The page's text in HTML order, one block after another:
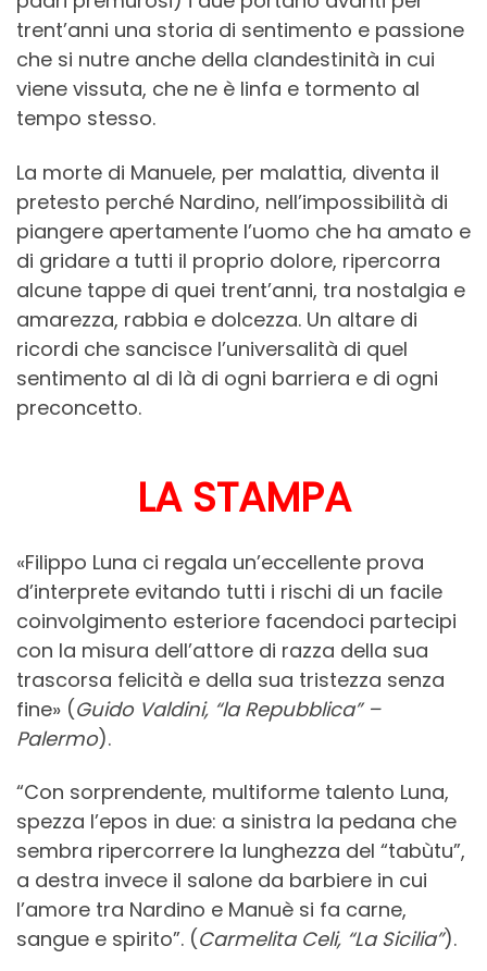
trent’anni una storia di sentimento e passione
che si nutre anche della clandestinità in cui
viene vissuta, che ne è linfa e tormento al
tempo stesso.
La morte di Manuele, per malattia, diventa il
pretesto perché Nardino, nell’impossibilità di
piangere apertamente l’uomo che ha amato e
di gridare a tutti il proprio dolore, ripercorra
alcune tappe di quei trent’anni, tra nostalgia e
amarezza, rabbia e dolcezza. Un altare di
ricordi che sancisce l’universalità di quel
sentimento al di là di ogni barriera e di ogni
preconcetto.
LA STAMPA
«Filippo Luna ci regala un’eccellente prova
d’interprete evitando tutti i rischi di un facile
coinvolgimento esteriore facendoci partecipi
con la misura dell’attore di razza della sua
trascorsa felicità e della sua tristezza senza
fine» (Guido Valdini, “la Repubblica” –
Palermo).
“Con sorprendente, multiforme talento Luna,
spezza l’epos in due: a sinistra la pedana che
sembra ripercorrere la lunghezza del “tabùtu”,
a destra invece il salone da barbiere in cui
l’amore tra Nardino e Manuè si fa carne,
sangue e spirito”. (Carmelita Celi, “La Sicilia”).